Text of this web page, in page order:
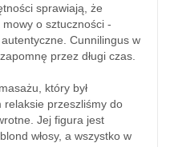
sprawiają, że
o sztuczności -
Cunnilingus w
przez długi czas.
który był
relaksie przeszliśmy do
Jej figura jest
włosy, a wszystko w